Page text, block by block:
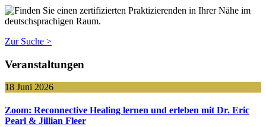
Finden Sie einen zertifizierten Praktizierenden in Ihrer Nähe im
deutschsprachigen Raum.
Zur Suche >
Veranstaltungen
18 Juni 2026
Zoom: Reconnective Healing lernen und erleben mit Dr. Eric
Pearl & Jillian Fleer